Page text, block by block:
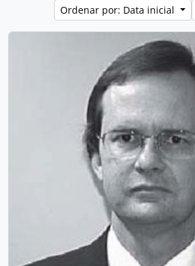
Ordenar por: Data inicial